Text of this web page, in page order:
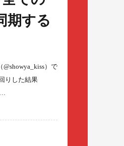
期する
@showya_kiss）で
りした結果